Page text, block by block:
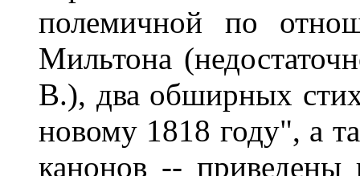
полемичной по
Мильтона
В.), два обширных
новому 1818 году", а
канонов --